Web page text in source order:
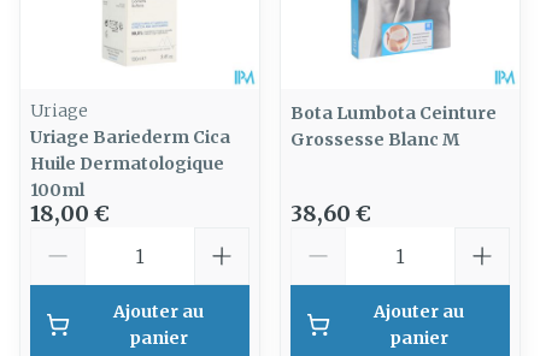
Uriage
Uriage Bariederm Cica
Huile Dermatologique
100ml
18,00 €
Ajouter au
panier
Bota Lumbota Ceinture
Grossesse Blanc M
38,60 €
Ajouter au
panier